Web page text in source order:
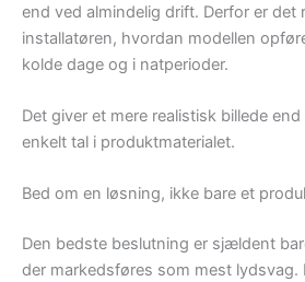
end ved almindelig drift. Derfor er det
installatøren, hvordan modellen
kolde dage og i natperioder.
Det giver et mere realistisk billede
enkelt tal i produktmaterialet.
Bed om en løsning, ikke bare et
Den bedste beslutning er sjældent
der markedsføres som mest lydsvag.